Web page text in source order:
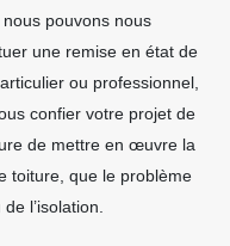
pouvons nous
une remise en état de
ou professionnel,
confier votre projet de
de mettre en œuvre la
toiture, que le problème
l’isolation.